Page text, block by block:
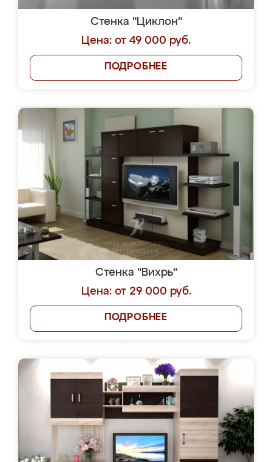
Стенка "Циклон"
Цена: от 49 000 руб.
ПОДРОБНЕЕ
Стенка "Вихрь"
Цена: от 29 000 руб.
ПОДРОБНЕЕ